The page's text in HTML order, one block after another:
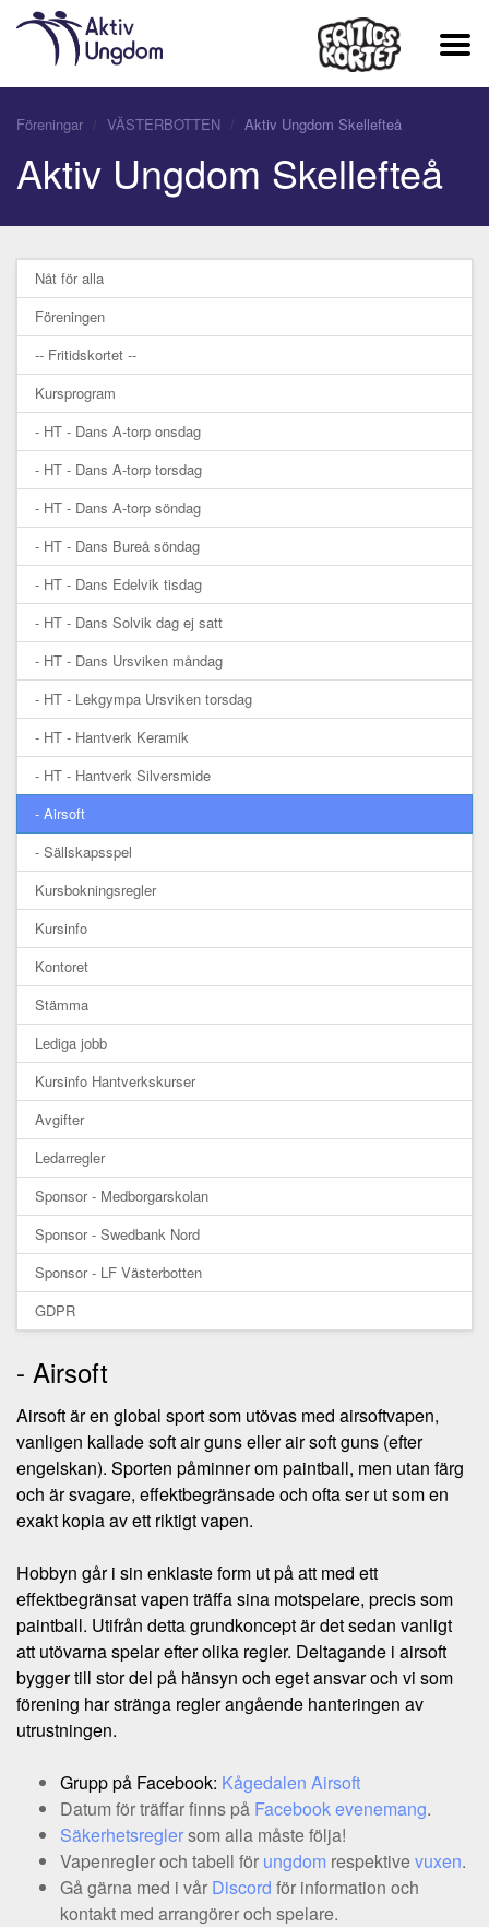
Föreningar VÄSTERBOTTEN Aktiv Ungdom Skellefteå
Aktiv Ungdom Skellefteå
Nåt för alla
Föreningen
-- Fritidskortet --
Kursprogram
- HT - Dans A-torp onsdag
- HT - Dans A-torp torsdag
- HT - Dans A-torp söndag
- HT - Dans Bureå söndag
- HT - Dans Edelvik tisdag
- HT - Dans Solvik dag ej satt
- HT - Dans Ursviken måndag
- HT - Lekgympa Ursviken torsdag
- HT - Hantverk Keramik
- HT - Hantverk Silversmide
- Airsoft
- Sällskapsspel
Kursbokningsregler
Kursinfo
Kontoret
Stämma
Lediga jobb
Kursinfo Hantverkskurser
Avgifter
Ledarregler
Sponsor - Medborgarskolan
Sponsor - Swedbank Nord
Sponsor - LF Västerbotten
GDPR
- Airsoft
Airsoft är en global sport som utövas med airsoftvapen,
vanligen kallade soft air guns eller air soft guns (efter
engelskan). Sporten påminner om paintball, men utan färg
och är svagare, effektbegränsade och ofta ser ut som en
exakt kopia av ett riktigt vapen.
Hobbyn går i sin enklaste form ut på att med ett
effektbegränsat vapen träffa sina motspelare, precis som
paintball. Utifrån detta grundkoncept är det sedan vanligt
att utövarna spelar efter olika regler. Deltagande i airsoft
bygger till stor del på hänsyn och eget ansvar och vi som
förening har stränga regler angående hanteringen av
utrustningen.
Grupp på Facebook: Kågedalen Airsoft
Datum för träffar finns på Facebook evenemang.
Säkerhetsreglersom alla måste följa!
Vapenregler och tabell för ungdom respektivevuxen.
Gå gärna med i vår Discord för information och
kontakt med arrangörer och spelare.